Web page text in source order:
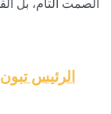
الصمت التام، بل
الرئيس